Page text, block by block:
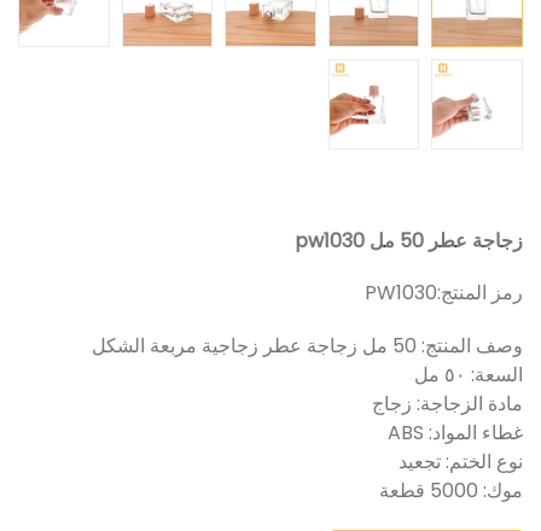
زجاجة عطر 50 مل pw1030
رمز المنتج:PW1030
وصف المنتج: 50 مل زجاجة عطر زجاجية مربعة الشكل
السعة: ٥٠ مل
مادة الزجاجة: زجاج
غطاء المواد: ABS
نوع الختم: تجعيد
موك: 5000 قطعة